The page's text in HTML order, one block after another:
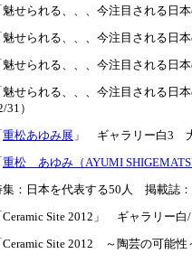
魅せられる、、、今注目される日
魅せられる、、、今注目される日
魅せられる、、、今注目される
魅せられる、、、今注目される
31）
重松あゆみ展 」 ギャラリー白3
重松 あゆみ（AYUMI
集：日本を代表する50人 掲載誌
Ceramic Site 2012」 ギャラリー
Ceramic Site 2012 ～陶芸の可能